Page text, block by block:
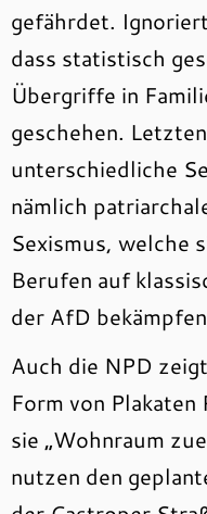
gefährdet.
dass statistisch
Übergriffe in
geschehen.
unterschiedliche
nämlich
Sexismus, welche
Berufen auf
der AfD
Auch die NPD
Form von
sie „Wohnraum
nutzen den